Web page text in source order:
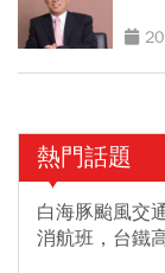
熱門話題
白海豚颱風交
消航班，台鐵